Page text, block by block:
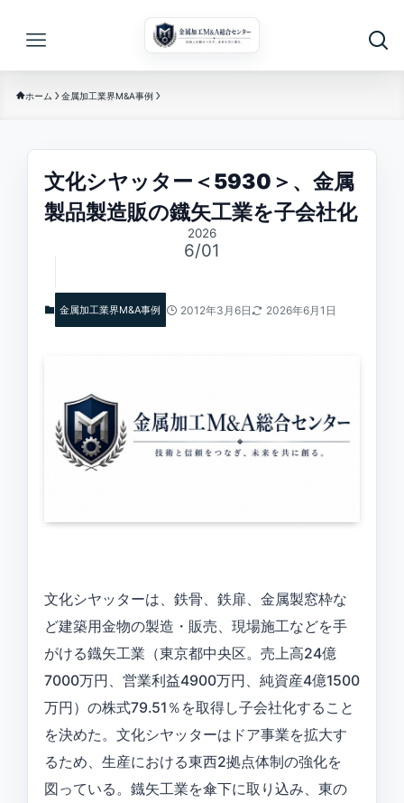
ホーム 金属加工業界M&A事例
文化シヤッター＜5930＞、金属
製品製造販の鐡矢工業を子会社化
2026
6/01
金属加工業界M&A事例 2012年3月6日 2026年6月1日
文化シヤッターは、鉄骨、鉄扉、金属製窓枠な
ど建築用金物の製造・販売、現場施工などを手
がける鐡矢工業（東京都中央区。売上高24億
7000万円、営業利益4900万円、純資産4億1500
万円）の株式79.51％を取得し子会社化すること
を決めた。文化シヤッターはドア事業を拡大す
るため、生産における東西2拠点体制の強化を
図っている。鐡矢工業を傘下に取り込み、東の